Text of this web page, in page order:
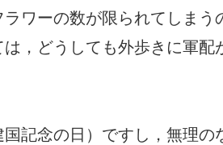
ワーの数が限られてしまう
，どうしても外歩きに軍配
記念の日）ですし，無理の